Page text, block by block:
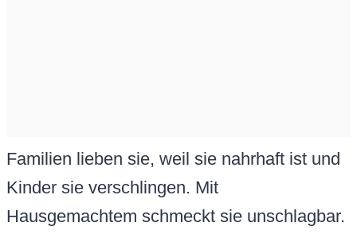
Familien lieben sie, weil sie nahrhaft ist und
Kinder sie verschlingen. Mit
Hausgemachtem schmeckt sie unschlagbar.